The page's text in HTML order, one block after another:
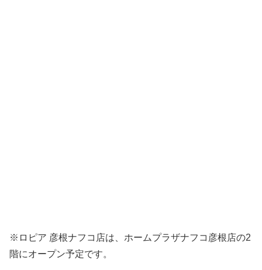
※ロピア 彦根ナフコ店は、ホームプラザナフコ彦根店の2
階にオープン予定です。